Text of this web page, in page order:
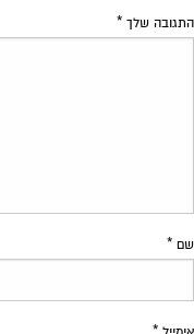
התגובה שלך *
שם *